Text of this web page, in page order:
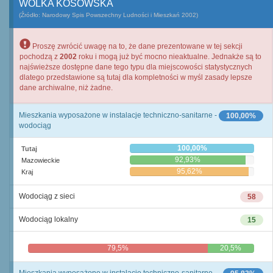
WÓLKA KOSOWSKA
(Źródło: Narodowy Spis Powszechny Ludności i Mieszkań 2002)
Proszę zwrócić uwagę na to, że dane prezentowane w tej sekcji
pochodzą z 2002 roku i mogą już być mocno nieaktualne. Jednakże są to
najświeższe dostępne dane tego typu dla miejscowości statystycznych
dlatego przedstawione są tutaj dla kompletności w myśl zasady lepsze
dane archiwalne, niż żadne.
100,00%
Mieszkania wyposażone w instalacje techniczno-sanitarne -
wodociąg
Tutaj 100,00%
Mazowieckie 92,93%
Kraj 95,62%
58
Wodociąg z sieci
15
Wodociąg lokalny
79,5% 20,5%